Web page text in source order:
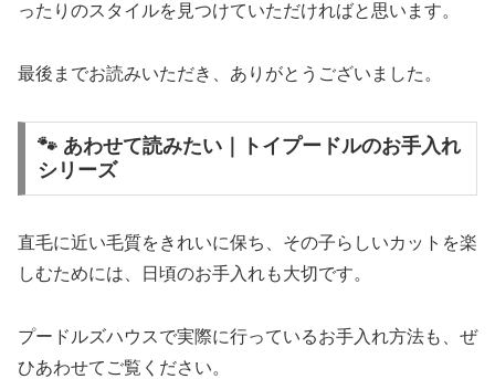
ったりのスタイルを見つけていただければと思います。
最後までお読みいただき、ありがとうございました。
🐾 あわせて読みたい｜トイプードルのお手入れ
シリーズ
直毛に近い毛質をきれいに保ち、その子らしいカットを楽
しむためには、日頃のお手入れも大切です。
プードルズハウスで実際に行っているお手入れ方法も、ぜ
ひあわせてご覧ください。